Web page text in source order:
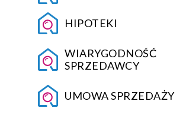
HIPOTEKI
WIARYGODNOŚĆ
SPRZEDAWCY
UMOWA SPRZEDAŻY